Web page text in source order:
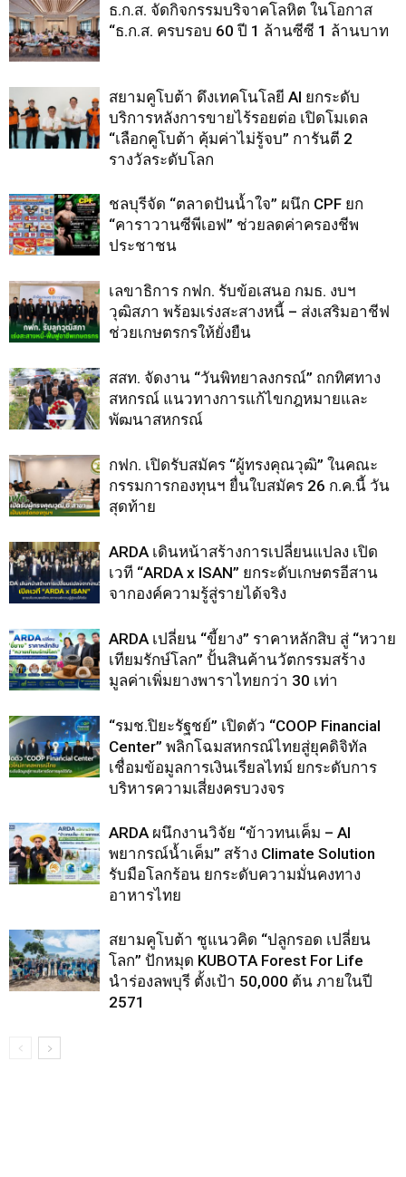
ธ.ก.ส. จัดกิจกรรมบริจาคโลหิต ในโอกาส
“ธ.ก.ส. ครบรอบ 60 ปี 1 ล้านซีซี 1 ล้านบาท
สยามคูโบต้า ดึงเทคโนโลยี AI ยกระดับ
บริการหลังการขายไร้รอยต่อ เปิดโมเดล
“เลือกคูโบต้า คุ้มค่าไม่รู้จบ” การันตี 2
รางวัลระดับโลก
ชลบุรีจัด “ตลาดปันน้ำใจ” ผนึก CPF ยก
“คาราวานซีพีเอฟ” ช่วยลดค่าครองชีพ
ประชาชน
เลขาธิการ กฟก. รับข้อเสนอ กมธ. งบฯ
วุฒิสภา พร้อมเร่งสะสางหนี้ – ส่งเสริมอาชีฟ
ช่วยเกษตรกรให้ยั่งยืน
สสท. จัดงาน “วันพิทยาลงกรณ์” ถกทิศทาง
สหกรณ์ แนวทางการแก้ไขกฎหมายและ
พัฒนาสหกรณ์
กฟก. เปิดรับสมัคร “ผู้ทรงคุณวุฒิ” ในคณะ
กรรมการกองทุนฯ ยื่นใบสมัคร 26 ก.ค.นี้ วัน
สุดท้าย
ARDA เดินหน้าสร้างการเปลี่ยนแปลง เปิด
เวที “ARDA x ISAN” ยกระดับเกษตรอีสาน
จากองค์ความรู้สู่รายได้จริง
ARDA เปลี่ยน “ขี้ยาง” ราคาหลักสิบ สู่ “หวาย
เทียมรักษ์โลก” ปั้นสินค้านวัตกรรมสร้าง
มูลค่าเพิ่มยางพาราไทยกว่า 30 เท่า
“รมช.ปิยะรัฐชย์” เปิดตัว “COOP Financial
Center” พลิกโฉมสหกรณ์ไทยสู่ยุคดิจิทัล
เชื่อมข้อมูลการเงินเรียลไทม์ ยกระดับการ
บริหารความเสี่ยงครบวงจร
ARDA ผนึกงานวิจัย “ข้าวทนเค็ม – AI
พยากรณ์น้ำเค็ม” สร้าง Climate Solution
รับมือโลกร้อน ยกระดับความมั่นคงทาง
อาหารไทย
สยามคูโบต้า ชูแนวคิด “ปลูกรอด เปลี่ยน
โลก” ปักหมุด KUBOTA Forest For Life
นำร่องลพบุรี ตั้งเป้า 50,000 ต้น ภายในปี
2571